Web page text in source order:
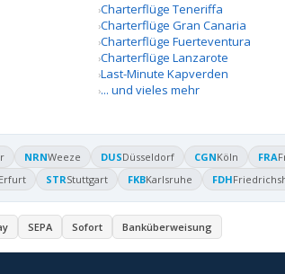
Charterflüge Teneriffa
Charterflüge Gran Canaria
Charterflüge Fuerteventura
Charterflüge Lanzarote
Last-Minute Kapverden
... und vieles mehr
NRNWeeze DUSDüsseldorf CGNKöln FRA
Erfurt STRStuttgart FKBKarlsruhe FDH
SEPA Sofort Banküberweisung